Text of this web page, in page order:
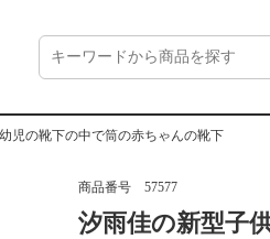
児の靴下の中で筒の赤ちゃんの靴下
商品番号 57577
汐雨佳の新型子